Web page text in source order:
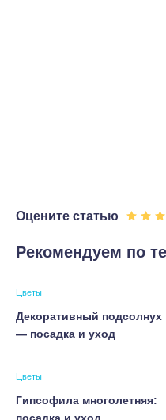
Оцените статью
Рекомендуем по
Цветы
Декоративный подсолнух
— посадка и уход
Цветы
Гипсофила многолетняя: